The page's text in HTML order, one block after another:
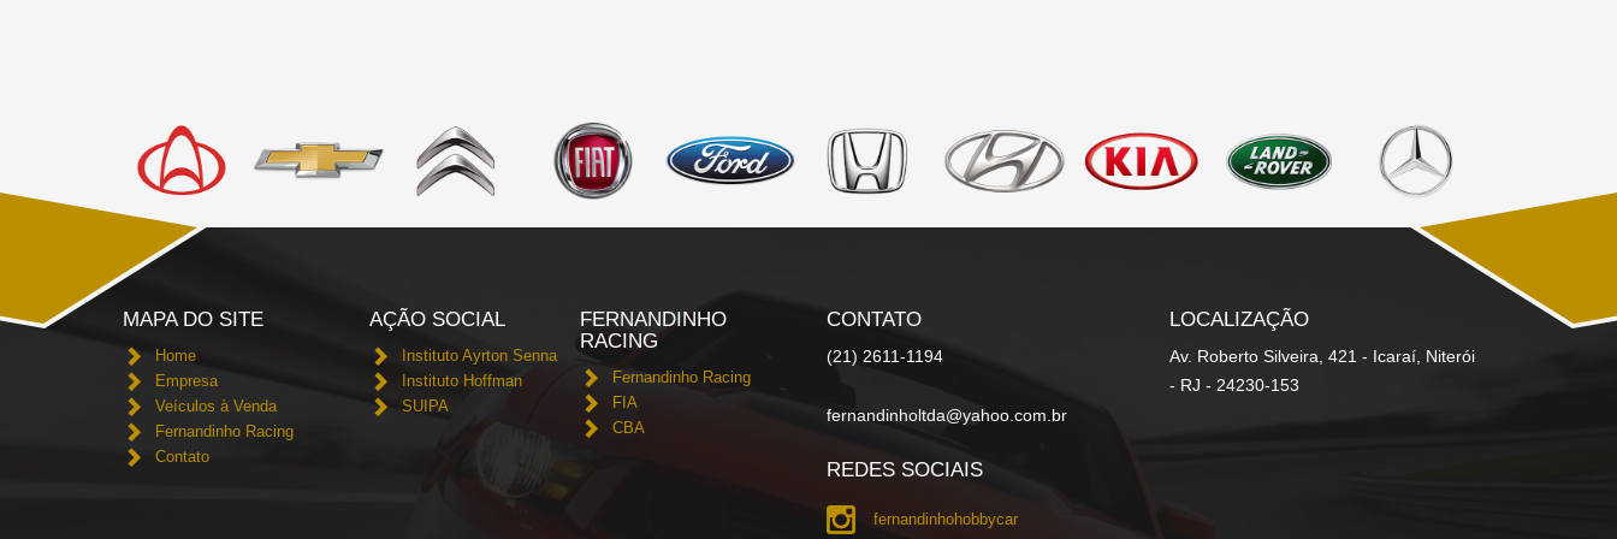
MAPA DO SITE
Home
Empresa
Veículos à Venda
Fernandinho Racing
Contato
AÇÃO SOCIAL
Instituto Ayrton Senna
Instituto Hoffman
SUIPA
FERNANDINHO
RACING
Fernandinho Racing
FIA
CBA
CONTATO
(21) 2611-1194
fernandinholtda@yahoo.com.br
REDES SOCIAIS
fernandinhohobbycar
LOCALIZAÇÃO
Av. Roberto Silveira, 421 - Icaraí, Niterói
- RJ - 24230-153